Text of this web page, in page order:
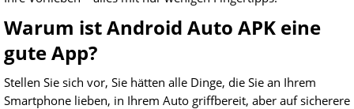
Warum ist Android Auto APK eine
gute App?
Stellen Sie sich vor, Sie hätten alle Dinge, die Sie an Ihrem
Smartphone lieben, in Ihrem Auto griffbereit, aber auf sicherere